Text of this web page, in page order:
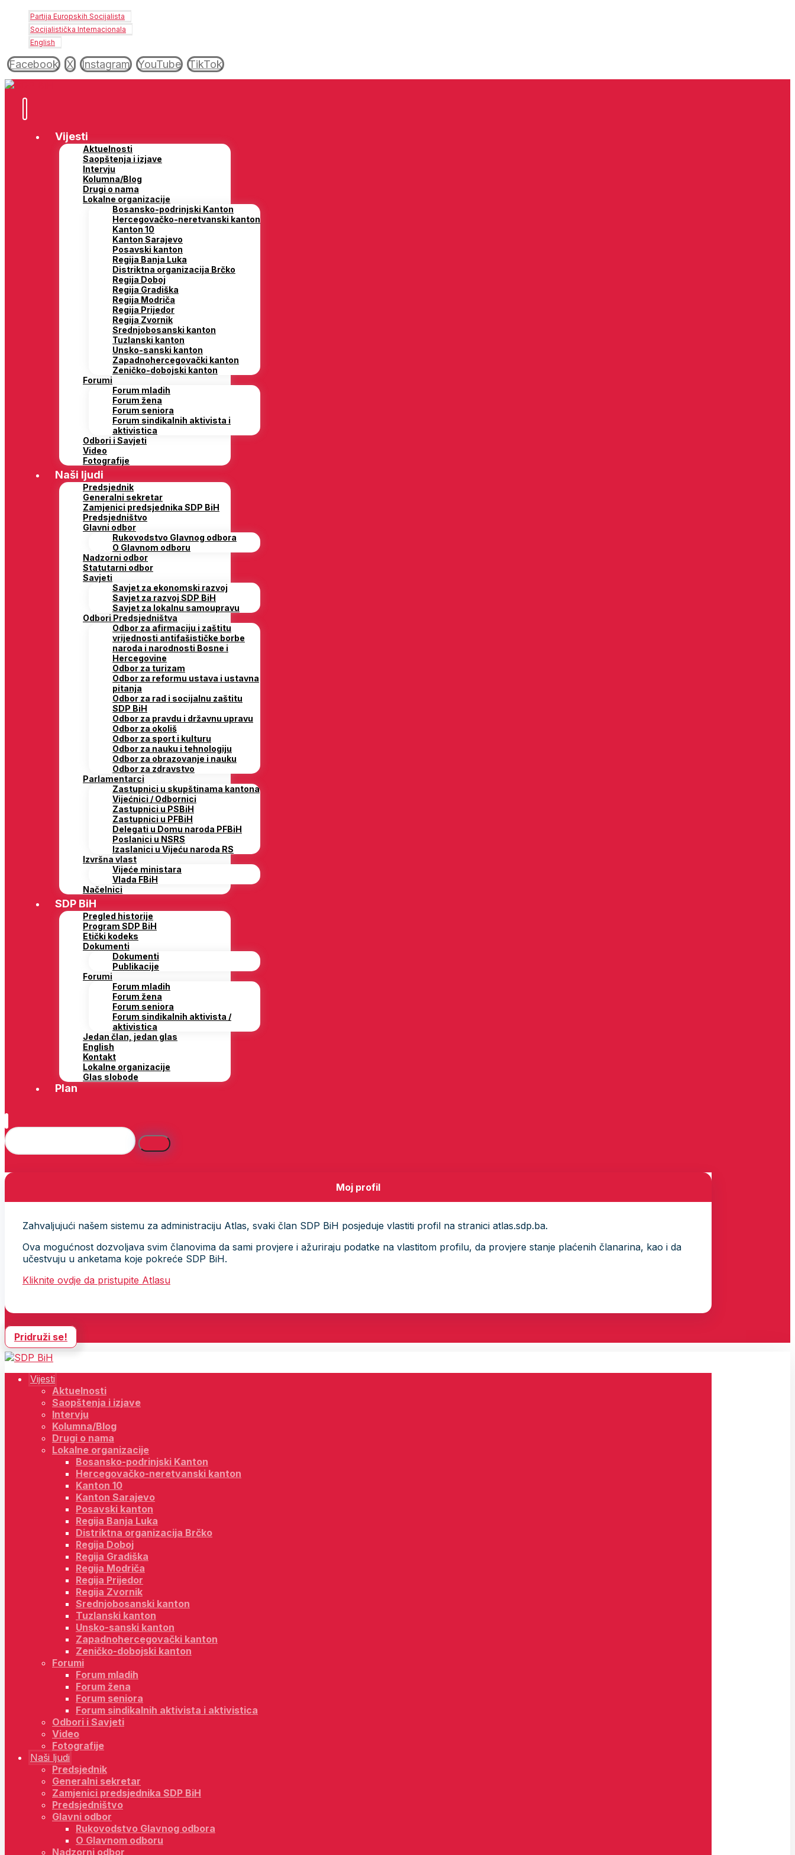
Partija Europskih Socijalista
Socijalistička Internacionala
English
Facebook X Instagram YouTube TikTok
Vijesti
Aktuelnosti
Saopštenja i izjave
Intervju
Kolumna/Blog
Drugi o nama
Lokalne organizacije
Bosansko-podrinjski Kanton
Hercegovačko-neretvanski kanton
Kanton 10
Kanton Sarajevo
Posavski kanton
Regija Banja Luka
Distriktna organizacija Brčko
Regija Doboj
Regija Gradiška
Regija Modriča
Regija Prijedor
Regija Zvornik
Srednjobosanski kanton
Tuzlanski kanton
Unsko-sanski kanton
Zapadnohercegovački kanton
Zeničko-dobojski kanton
Forumi
Forum mladih
Forum žena
Forum seniora
Forum sindikalnih aktivista i
aktivistica
Odbori i Savjeti
Video
Fotografije
Naši ljudi
Predsjednik
Generalni sekretar
Zamjenici predsjednika SDP BiH
Predsjedništvo
Glavni odbor
Rukovodstvo Glavnog odbora
O Glavnom odboru
Nadzorni odbor
Statutarni odbor
Savjeti
Savjet za ekonomski razvoj
Savjet za razvoj SDP BiH
Savjet za lokalnu samoupravu
Odbori Predsjedništva
Odbor za afirmaciju i zaštitu
vrijednosti antifašističke borbe
naroda i narodnosti Bosne i
Hercegovine
Odbor za turizam
Odbor za reformu ustava i ustavna
pitanja
Odbor za rad i socijalnu zaštitu
SDP BiH
Odbor za pravdu i državnu upravu
Odbor za okoliš
Odbor za sport i kulturu
Odbor za nauku i tehnologiju
Odbor za obrazovanje i nauku
Odbor za zdravstvo
Parlamentarci
Zastupnici u skupštinama kantona
Vijećnici / Odbornici
Zastupnici u PSBiH
Zastupnici u PFBiH
Delegati u Domu naroda PFBiH
Poslanici u NSRS
Izaslanici u Vijeću naroda RS
Izvršna vlast
Vijeće ministara
Vlada FBiH
Načelnici
SDP BiH
Pregled historije
Program SDP BiH
Etički kodeks
Dokumenti
Dokumenti
Publikacije
Forumi
Forum mladih
Forum žena
Forum seniora
Forum sindikalnih aktivista /
aktivistica
Jedan član, jedan glas
English
Kontakt
Lokalne organizacije
Glas slobode
Plan
Moj profil
Zahvaljujući našem sistemu za administraciju Atlas, svaki član SDP BiH posjeduje vlastiti profil na stranici atlas.sdp.ba.
Ova mogućnost dozvoljava svim članovima da sami provjere i ažuriraju podatke na vlastitom profilu, da provjere stanje plaćenih članarina, kao i da
učestvuju u anketama koje pokreće SDP BiH.
Kliknite ovdje da pristupite Atlasu
Pridruži se!
Vijesti
Aktuelnosti
Saopštenja i izjave
Intervju
Kolumna/Blog
Drugi o nama
Lokalne organizacije
Bosansko-podrinjski Kanton
Hercegovačko-neretvanski kanton
Kanton 10
Kanton Sarajevo
Posavski kanton
Regija Banja Luka
Distriktna organizacija Brčko
Regija Doboj
Regija Gradiška
Regija Modriča
Regija Prijedor
Regija Zvornik
Srednjobosanski kanton
Tuzlanski kanton
Unsko-sanski kanton
Zapadnohercegovački kanton
Zeničko-dobojski kanton
Forumi
Forum mladih
Forum žena
Forum seniora
Forum sindikalnih aktivista i aktivistica
Odbori i Savjeti
Video
Fotografije
Naši ljudi
Predsjednik
Generalni sekretar
Zamjenici predsjednika SDP BiH
Predsjedništvo
Glavni odbor
Rukovodstvo Glavnog odbora
O Glavnom odboru
Nadzorni odbor